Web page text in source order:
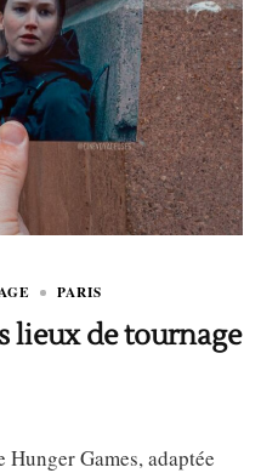
PARIS
lieux de tournage
Games, adaptée